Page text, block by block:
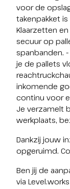
voor de
takenpakket
Klaarzetten
secuur op
spanbanden.
je de pallets
inkomende
continu voor
Je verzamelt
werkplaats,
Dankzij jouw
opgeruimd.
Ben jij de
via